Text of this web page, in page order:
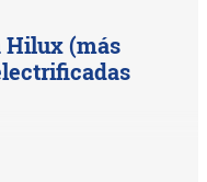
Hilux (más